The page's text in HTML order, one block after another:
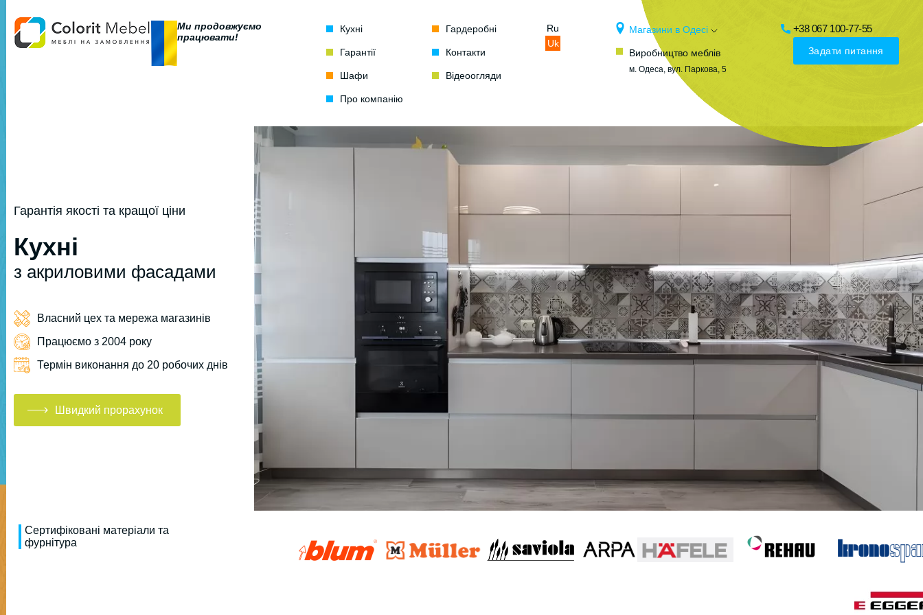
Ми продовжуємо
працювати!
Кухні Гардеробні
Гарантії Контакти
Шафи Відеоогляди
Про компанію
Uk
Ru Магазини в Одесі
Виробництво меблів
м. Одеса, вул. Паркова, 5
+38 067 100-77-55
Задати питання
Гарантія якості та кращої ціни
Кухні
з акриловими фасадами
Власний цех та мережа магазинів
Працюємо з 2004 року
Термін виконання до 20 робочих днів
Швидкий прорахунок
Сертифіковані матеріали та
фурнітура